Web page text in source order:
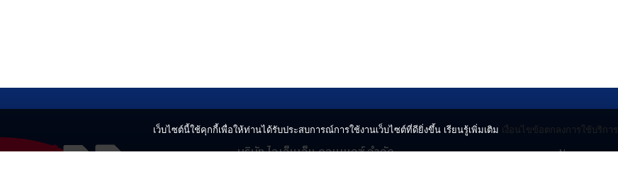
บริษัท ไอเอ็นเอ็น คอนเนกซ์ จำกัด
News
เว็บไซต์นี้ใช้คุกกี้เพื่อให้ท่านได้รับประสบการณ์การใช้งานเว็บไซต์ที่ดียิ่งขึ้น เรียนรู้เพิ่มเติม เงื่อนไขข้อตกลงการใช้บริการ